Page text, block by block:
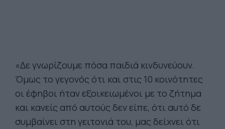
«Δε γνωρίζουμε πόσα παιδιά κινδυνεύουν.
Όμως το γεγονός ότι και στις 10 κοινότητες
οι έφηβοι ήταν εξοικειωμένοι με το ζήτημα
και κανείς από αυτούς δεν είπε, ότι αυτό δε
συμβαίνει στη γειτονιά του, μας δείχνει ότι